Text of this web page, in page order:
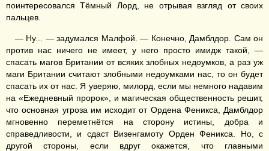
поинтересовался Тёмный Лорд, не отрывая взгляд от своих
пальцев.
— Ну... — задумался Малфой. — Конечно, Дамблдор. Сам он
против нас ничего не имеет, у него просто имидж такой, —
спасать магов Британии от всяких злобных недоумков, а раз уж
маги Британии считают злобными недоумками нас, то он будет
спасать их от нас. Я уверяю, милорд, если мы немного надавим
на «Ежедневный пророк», и магическая общественность решит,
что основная угроза им исходит от Ордена Феникса, Дамблдор
мгновенно переметнётся на сторону истины, добра и
справедливости, и сдаст Визенгамоту Орден Феникса. Но, с
другой стороны, если вдруг окажется, что главными